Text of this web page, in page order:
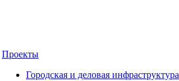
Проекты
Городская и деловая инфраструктура